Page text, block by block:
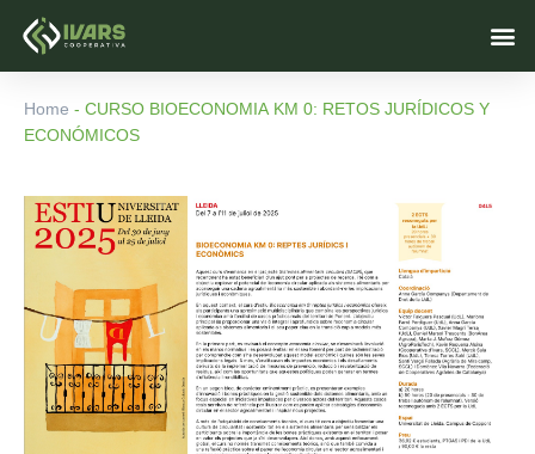
Home - CURSO BIOECONOMIA KM 0: RETOS JURÍDICOS Y
ECONÓMICOS